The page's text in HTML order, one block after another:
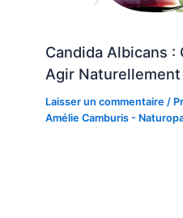
Candida Albicans :
Agir Naturellement
Laisser un commentaire /
Amélie Camburis -